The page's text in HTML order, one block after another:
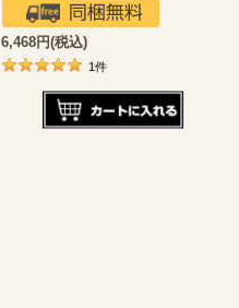
6,468円(税込)
1件